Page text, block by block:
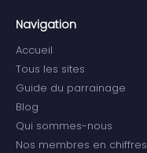
Navigation
Accueil
Tous les sites
Guide du parrainage
Blog
Qui sommes-nous
Nos membres en chiffres